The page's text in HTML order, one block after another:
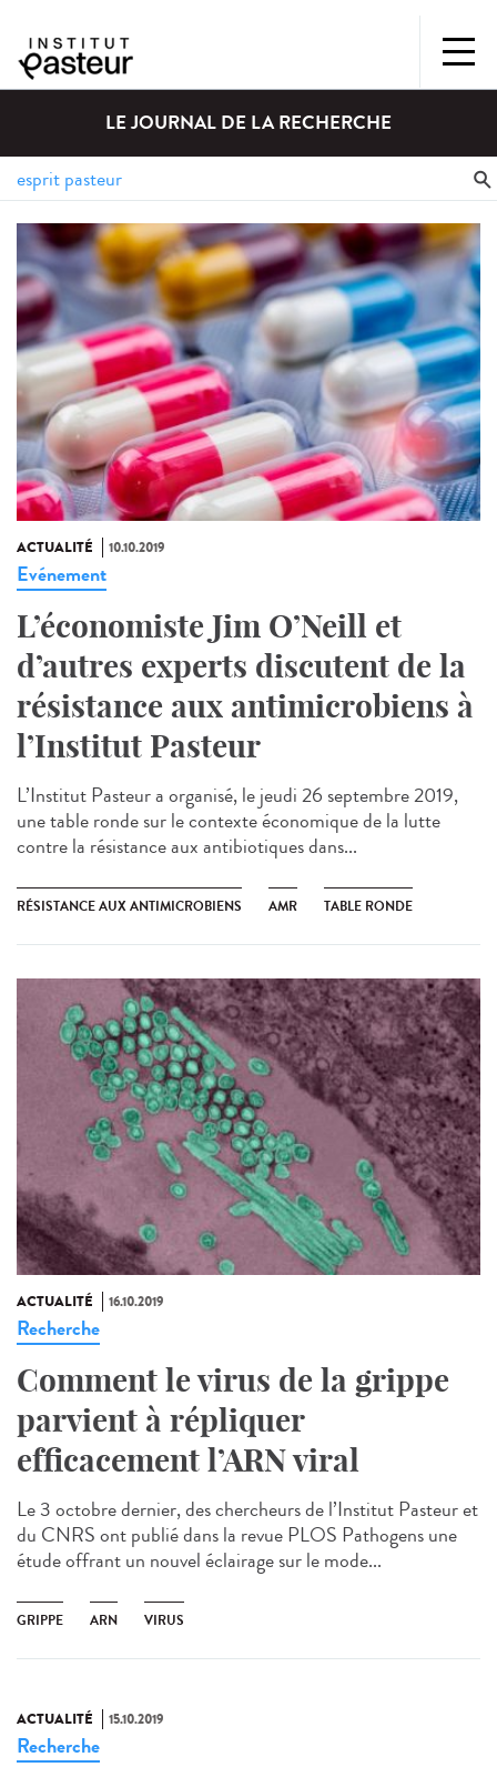
LE JOURNAL DE LA RECHERCHE
ACTUALITÉ 10.10.2019
Evénement
L’économiste Jim O’Neill et
d’autres experts discutent de la
résistance aux antimicrobiens à
l’Institut Pasteur
L’Institut Pasteur a organisé, le jeudi 26 septembre 2019,
une table ronde sur le contexte économique de la lutte
contre la résistance aux antibiotiques dans...
RÉSISTANCE AUX ANTIMICROBIENS AMR TABLE RONDE
ACTUALITÉ 16.10.2019
Recherche
Comment le virus de la grippe
parvient à répliquer
efficacement l’ARN viral
Le 3 octobre dernier, des chercheurs de l’Institut Pasteur et
du CNRS ont publié dans la revue PLOS Pathogens une
étude offrant un nouvel éclairage sur le mode...
GRIPPE ARN VIRUS
ACTUALITÉ 15.10.2019
Recherche